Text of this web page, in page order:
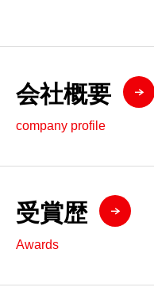
会社概要
company profile
受賞歴
Awards